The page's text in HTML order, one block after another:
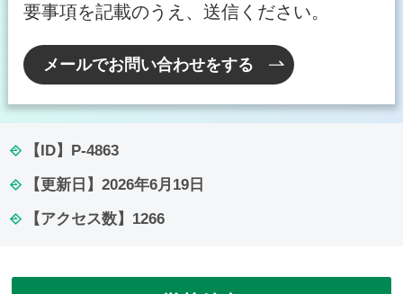
要事項を記載のうえ、送信ください。
メールでお問い合わせをする
【ID】 P-4863
【更新日】 2026年6月19日
【アクセス数】 1266